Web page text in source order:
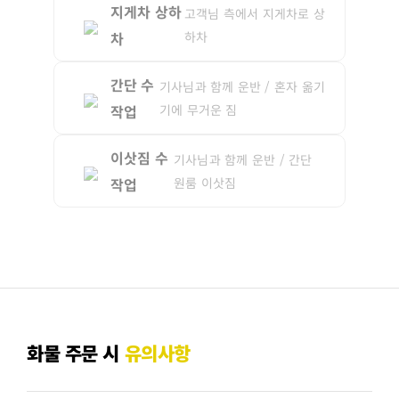
지게차 상하
차
고객님 측에서 지게차로 상
하차
간단 수
작업
기사님과 함께 운반 / 혼자 옮기
기에 무거운 짐
이삿짐 수
작업
기사님과 함께 운반 / 간단
원룸 이삿짐
화물 주문 시 유의사항